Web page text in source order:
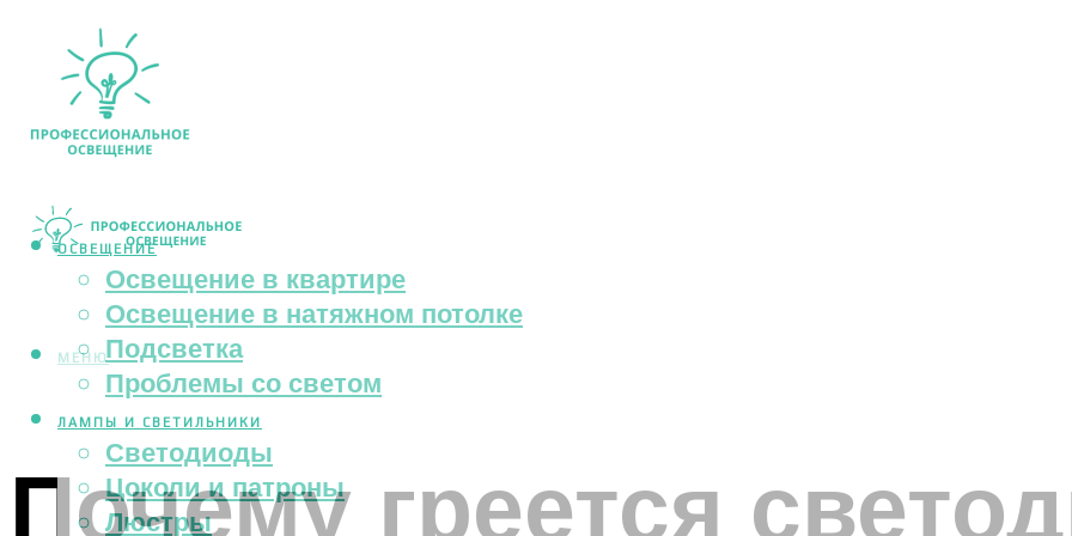
ОСВЕЩЕНИЕ
Освещение в квартире
Освещение в натяжном потолке
Подсветка
Проблемы со светом
ЛАМПЫ И СВЕТИЛЬНИКИ
Светодиоды
Цоколи и патроны
Люстры
МЕНЮ
Почему греется